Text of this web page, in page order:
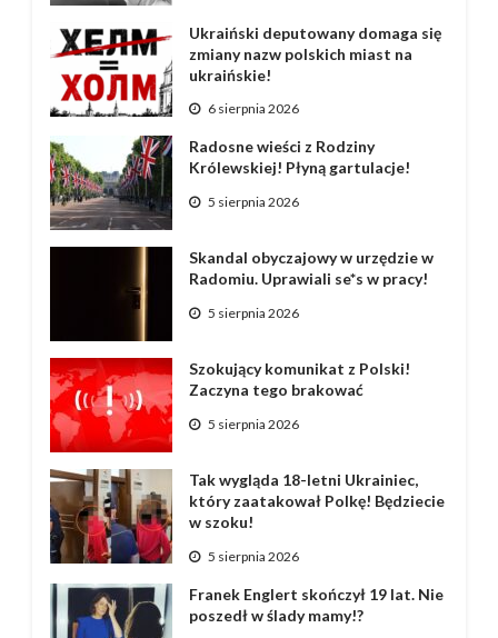
Ukraiński deputowany domaga się
zmiany nazw polskich miast na
ukraińskie!
6 sierpnia 2026
Radosne wieści z Rodziny
Królewskiej! Płyną gartulacje!
5 sierpnia 2026
Skandal obyczajowy w urzędzie w
Radomiu. Uprawiali se*s w pracy!
5 sierpnia 2026
Szokujący komunikat z Polski!
Zaczyna tego brakować
5 sierpnia 2026
Tak wygląda 18-letni Ukrainiec,
który zaatakował Polkę! Będziecie
w szoku!
5 sierpnia 2026
Franek Englert skończył 19 lat. Nie
poszedł w ślady mamy!?